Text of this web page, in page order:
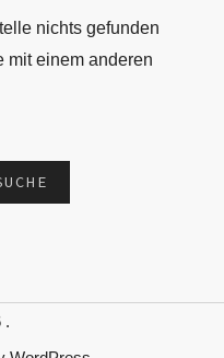
nichts gefunden
mit einem anderen
.